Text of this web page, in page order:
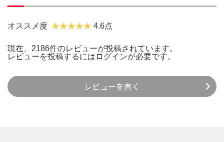
オススメ度 4.6点
現在、2186件のレビューが投稿されています。
レビューを投稿するには ログインが必要です。
レビューを書く